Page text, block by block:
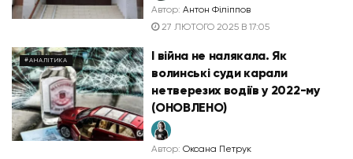
Автор: Антон Філіппов
27 ЛЮТОГО 2025 В 17:05
#АНАЛІТИКА
І війна не налякала. Як
волинські суди карали
нетверезих водіїв у 2022-му
(ОНОВЛЕНО)
Автор: Оксана Петрук